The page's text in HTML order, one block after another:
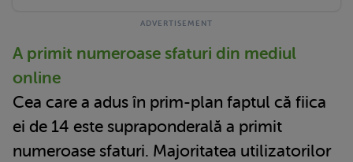
A primit numeroase sfaturi din mediul
online
Cea care a adus în prim-plan faptul că fiica
ei de 14 este supraponderală a primit
numeroase sfaturi. Majoritatea utilizatorilor